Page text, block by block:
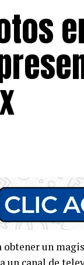
obtener un